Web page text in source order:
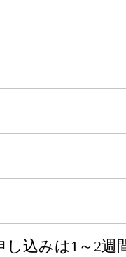
し込みは1～2